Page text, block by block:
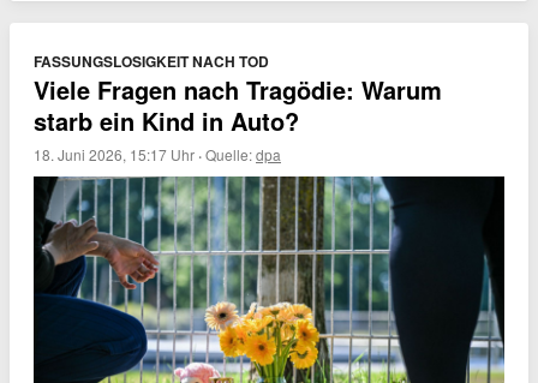
FASSUNGSLOSIGKEIT NACH TOD
Viele Fragen nach Tragödie: Warum
starb ein Kind in Auto?
18. Juni 2026, 15:17 Uhr ·Quelle:dpa